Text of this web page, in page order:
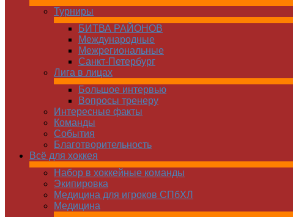
Турниры
БИТВА РАЙОНОВ
Международные
Межрегиональные
Санкт-Петербург
Лига в лицах
Большое интервью
Вопросы тренеру
Интересные факты
Команды
Cобытия
Благотворительность
Всё для хоккея
Набор в хоккейные команды
Экипировка
Медицина для игроков СПбХЛ
Медицина